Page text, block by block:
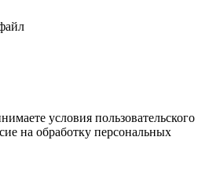
условия пользовательского
на обработку персональных